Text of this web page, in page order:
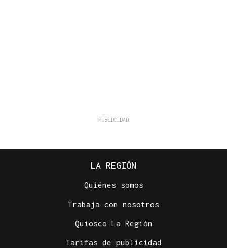
LA REGIÓN
Quiénes somos
Trabaja con nosotros
Quiosco La Región
Tarifas de publicidad